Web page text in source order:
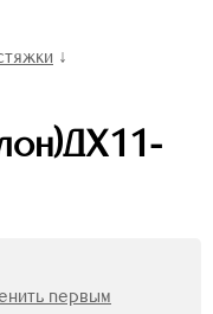
↓
первым